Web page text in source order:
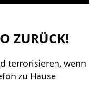
ZURÜCK!
terrorisieren, wenn
zu Hause